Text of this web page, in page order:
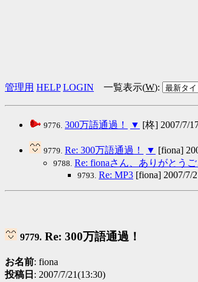
管理用 HELP LOGIN 一覧表示(W):
9776. 300万語通過！ ▼ [柊] 2007/7/
9779. Re: 300万語通過！ ▼ [fiona]
9788. Re: fionaさん、ありがとう
9793. Re: MP3 [fiona] 2007/7/
9779. Re: 300万語通過！
お名前: fiona
投稿日 : 2007/7/21(13:30)